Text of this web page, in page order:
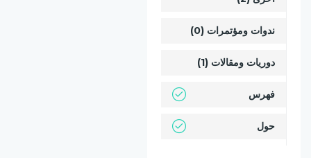
ندوات ومؤتمرات (0)
دوريات ومقالات (1)
فهرس
حول